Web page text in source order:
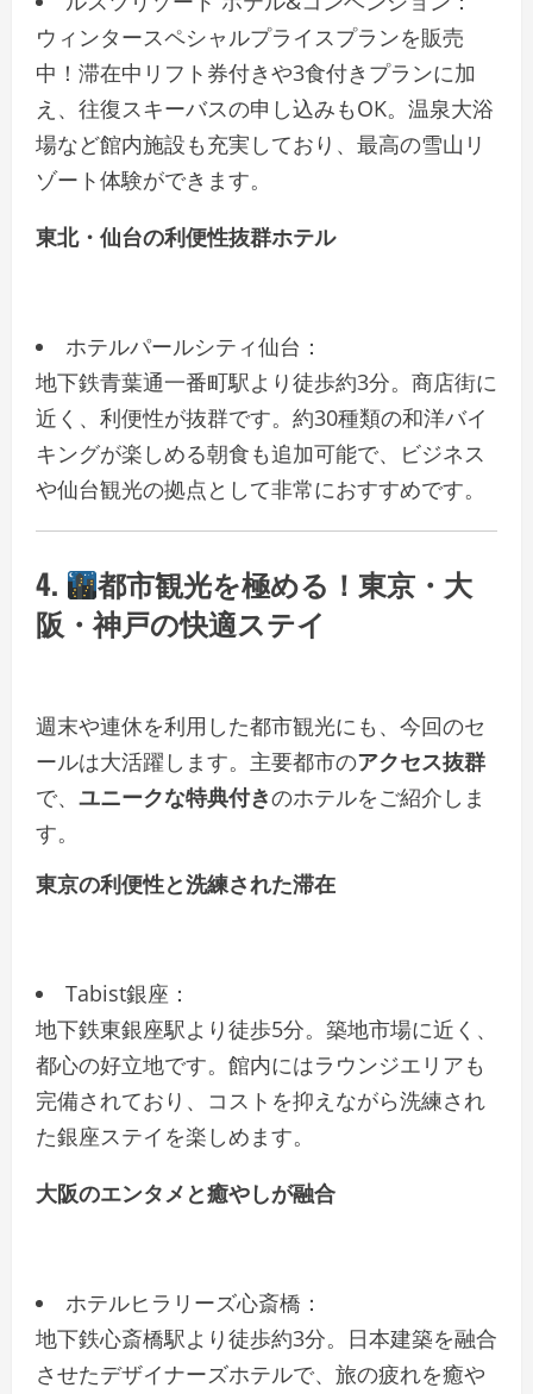
ウィンタースペシャルプライスプランを販売
中！滞在中リフト券付きや3食付きプランに加
え、往復スキーバスの申し込みもOK。温泉大浴
場など館内施設も充実しており、最高の雪山リ
ゾート体験ができます。
東北・仙台の利便性抜群ホテル
ホテルパールシティ仙台：
地下鉄青葉通一番町駅より徒歩約3分。商店街に
近く、利便性が抜群です。約30種類の和洋バイ
キングが楽しめる朝食も追加可能で、ビジネス
や仙台観光の拠点として非常におすすめです。
4.
都市観光を極める！東京・大
阪・神戸の快適ステイ
週末や連休を利用した都市観光にも、今回のセ
ールは大活躍します。主要都市のアクセス抜群
で、 ユニークな特典付きのホテルをご紹介しま
す。
東京の利便性と洗練された滞在
Tabist銀座：
地下鉄東銀座駅より徒歩5分。築地市場に近く、
都心の好立地です。館内にはラウンジエリアも
完備されており、コストを抑えながら洗練され
た銀座ステイを楽しめます。
大阪のエンタメと癒やしが融合
ホテルヒラリーズ心斎橋：
地下鉄心斎橋駅より徒歩約3分。日本建築を融合
させたデザイナーズホテルで、旅の疲れを癒や